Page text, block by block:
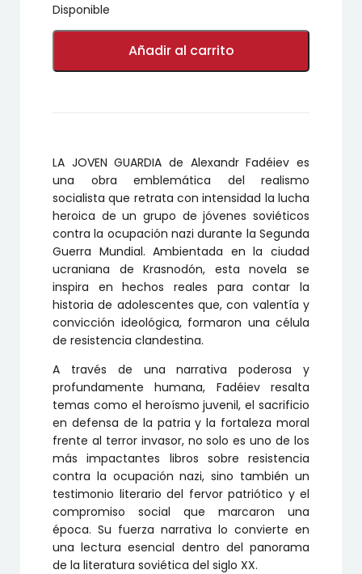
Disponible
LA
GUARDIA
Añadir al carrito
LA JOVEN GUARDIA de Alexandr Fadéiev es
una obra emblemática del realismo
socialista que retrata con intensidad la lucha
heroica de un grupo de jóvenes soviéticos
contra la ocupación nazi durante la Segunda
Guerra Mundial. Ambientada en la ciudad
ucraniana de Krasnodón, esta novela se
inspira en hechos reales para contar la
historia de adolescentes que, con valentía y
convicción ideológica, formaron una célula
de resistencia clandestina.
A través de una narrativa poderosa y
profundamente humana, Fadéiev resalta
temas como el heroísmo juvenil, el sacrificio
en defensa de la patria y la fortaleza moral
frente al terror invasor, no solo es uno de los
más impactantes libros sobre resistencia
contra la ocupación nazi, sino también un
testimonio literario del fervor patriótico y el
compromiso social que marcaron una
época. Su fuerza narrativa lo convierte en
una lectura esencial dentro del panorama
de la literatura soviética del siglo XX.